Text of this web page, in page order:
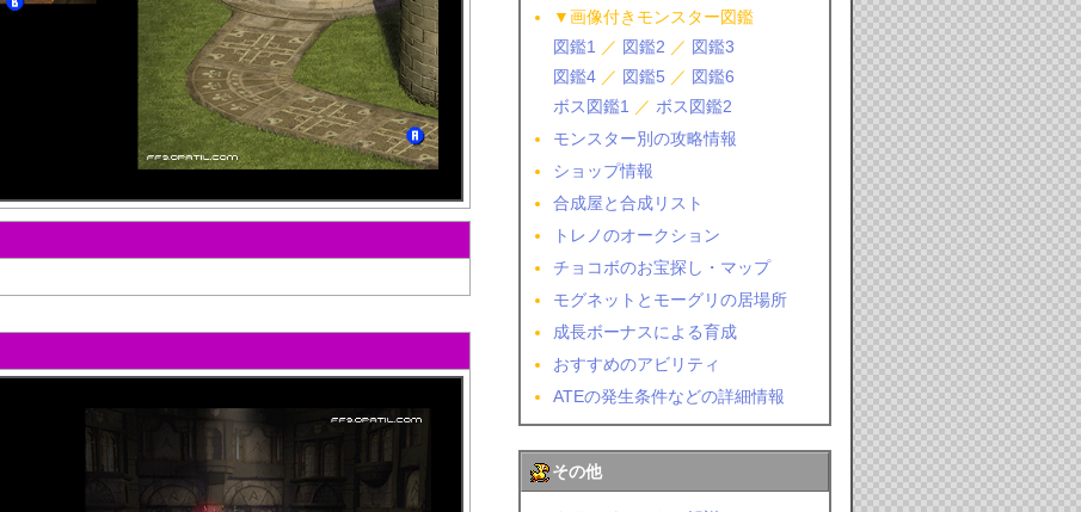
▼画像付きモンスター図鑑
図鑑1
／ 図鑑2 ／ 図鑑3
図鑑4 ／ 図鑑5 ／ 図鑑6
ボス図鑑1
／ ボス図鑑2
モンスター別の攻略情報
ショップ情報
合成屋と合成リスト
トレノのオークション
チョコボのお宝探し・マップ
モグネットとモーグリの居場所
成長ボーナスによる育成
おすすめのアビリティ
ATEの発生条件などの詳細情報
その他